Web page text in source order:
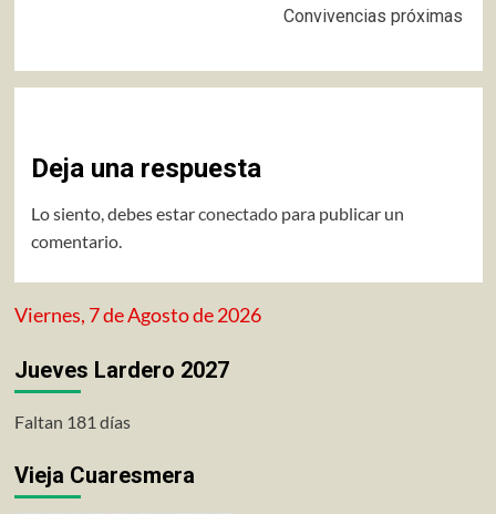
Convivenci​as próximas
Deja una respuesta
Lo siento, debes estarconectadopara publicar un
comentario.
Viernes, 7 de Agosto de 2026
Jueves Lardero 2027
Faltan 181 días
Vieja Cuaresmera